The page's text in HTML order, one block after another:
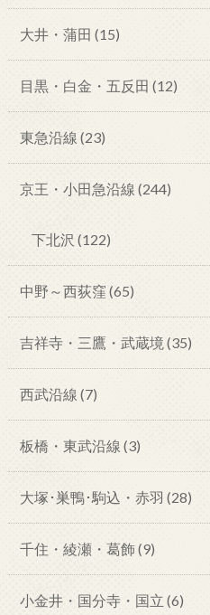
大井・蒲田 (15)
目黒・白金・五反田 (12)
東急沿線 (23)
京王・小田急沿線 (244)
下北沢 (122)
中野～西荻窪 (65)
吉祥寺・三鷹・武蔵境 (35)
西武沿線 (7)
板橋・東武沿線 (3)
大塚･巣鴨･駒込・赤羽 (28)
千住・綾瀬・葛飾(9)
小金井・国分寺・国立 (6)